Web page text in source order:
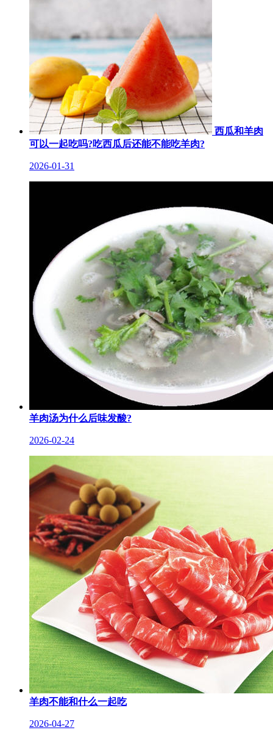
西瓜和羊肉
可以一起吃吗?吃西瓜后还能不能吃羊肉?
2026-01-31
羊肉汤为什么后味发酸?
2026-02-24
羊肉不能和什么一起吃
2026-04-27